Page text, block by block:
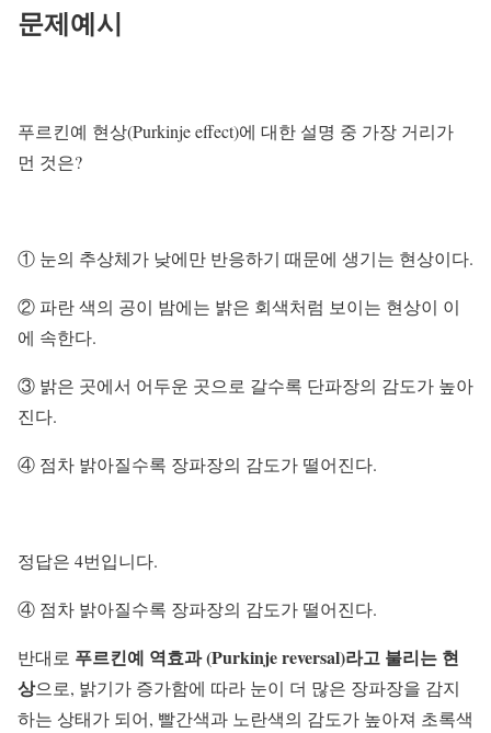
문제예시
푸르킨예 현상(Purkinje effect)에 대한 설명 중 가장 거리가
먼 것은?
① 눈의 추상체가 낮에만 반응하기 때문에 생기는 현상이다.
② 파란 색의 공이 밤에는 밝은 회색처럼 보이는 현상이 이
에 속한다.
③ 밝은 곳에서 어두운 곳으로 갈수록 단파장의 감도가 높아
진다.
④ 점차 밝아질수록 장파장의 감도가 떨어진다.
정답은 4번입니다.
④ 점차 밝아질수록 장파장의 감도가 떨어진다.
반대로 푸르킨예 역효과 (Purkinje reversal)라고 불리는 현
상으로, 밝기가 증가함에 따라 눈이 더 많은 장파장을 감지
하는 상태가 되어, 빨간색과 노란색의 감도가 높아져 초록색